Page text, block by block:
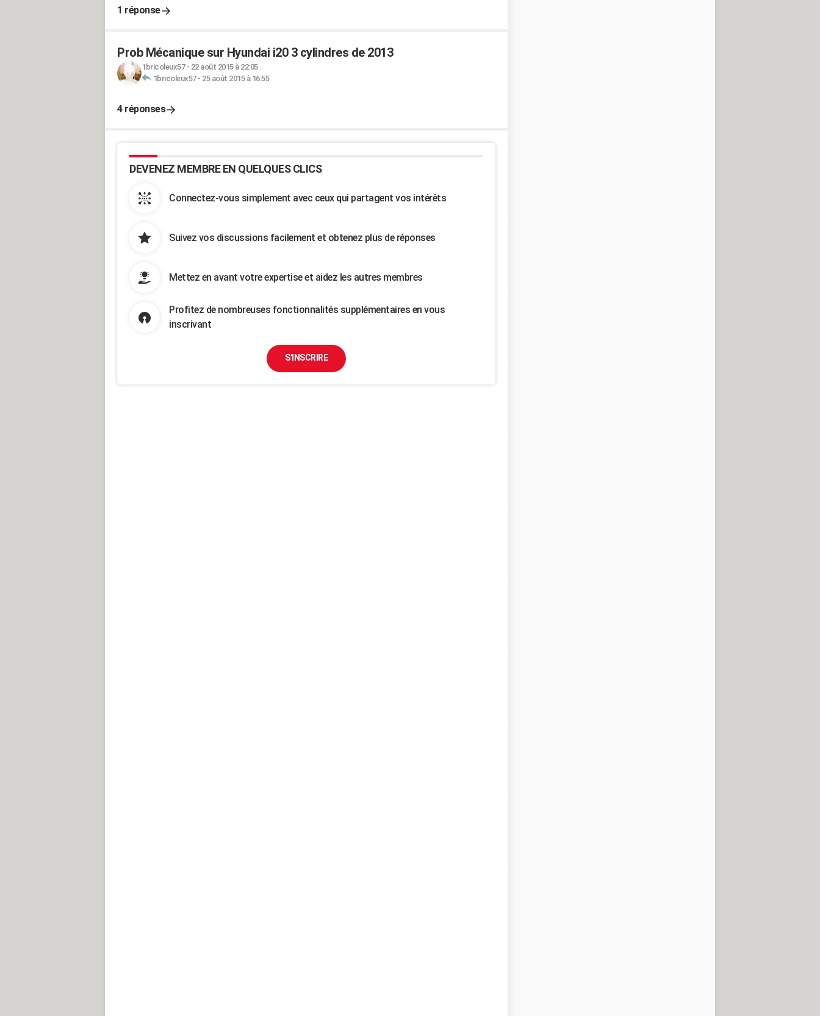
1 réponse
Prob Mécanique sur Hyundai i20 3 cylindres de 2013
1bricoleux57- 22 août 2015 à 22:05
1bricoleux57- 25 août 2015 à 16:55
4 réponses
DEVENEZ MEMBRE EN QUELQUES CLICS
Connectez-vous simplement avec ceux qui partagent vos intérêts
Suivez vos discussions facilement et obtenez plus de réponses
Mettez en avant votre expertise et aidez les autres membres
Profitez de nombreuses fonctionnalités supplémentaires en vous
inscrivant
S'INSCRIRE